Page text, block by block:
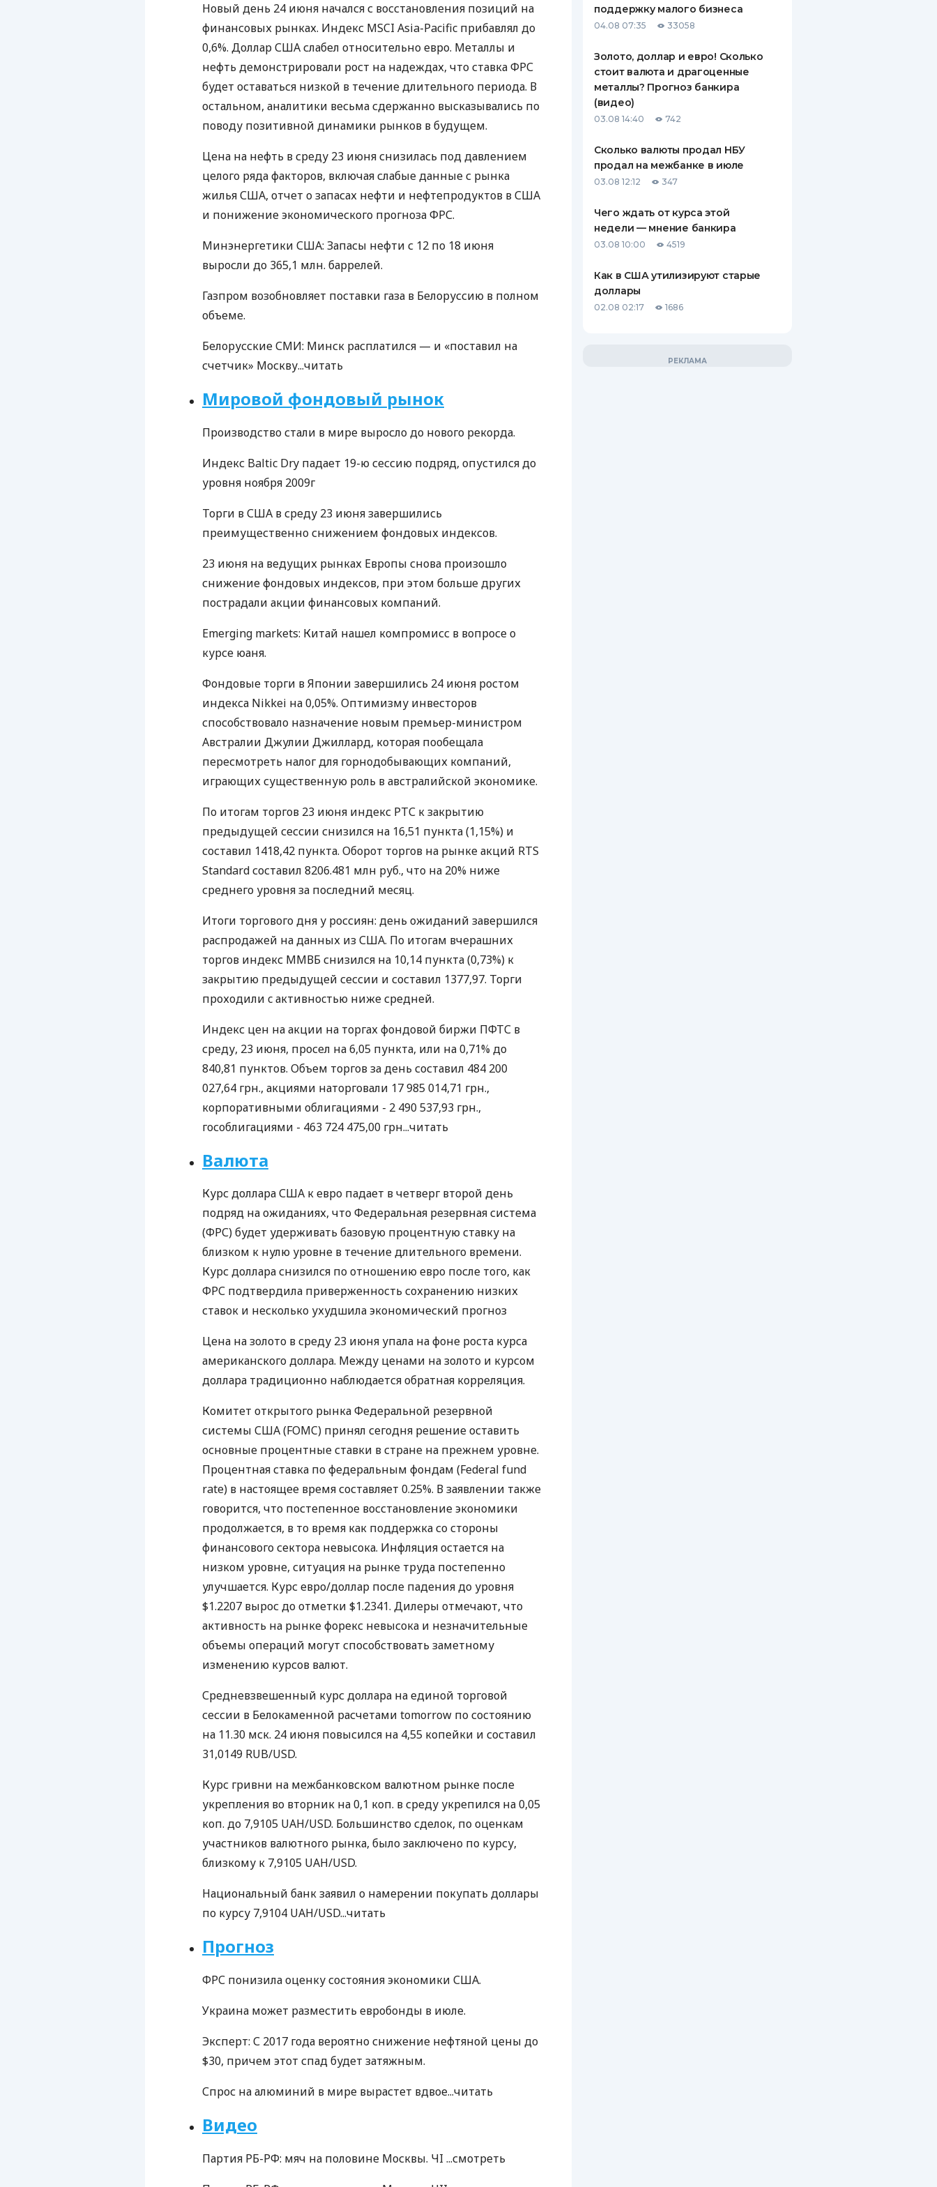
ЕЖЕМЕСЯЧНЫЙ ОБЗОР
КЕШБЭКА
ПУТЕВОДИТЕЛИ ПО
ПУТЕВОДИТЕЛИ ПО
ВСЕ СТРАХОВЫЕ ПОЛИСЫ
СТРАХОВЫЕ КОМПАНИИ
ОТЗЫВЫ О СТРАХОВЫХ
ДОСТАВКА И ОПЛАТА
Новый день 24 июня начался с восстановления позиций на
финансовых рынках. Индекс MSCI Asia-Pacific прибавлял до
0,6%. Доллар США слабел относительно евро. Металлы и
нефть демонстрировали рост на надеждах, что ставка ФРС
будет оставаться низкой в течение длительного периода. В
остальном, аналитики весьма сдержанно высказывались по
поводу позитивной динамики рынков в будущем.
Цена на нефть в среду 23 июня снизилась под давлением
целого ряда факторов, включая слабые данные с рынка
жилья США, отчет о запасах нефти и нефтепродуктов в США
и понижение экономического прогноза ФРС.
Минэнергетики США: Запасы нефти с 12 по 18 июня
выросли до 365,1 млн. баррелей.
Газпром возобновляет поставки газа в Белоруссию в полном
объеме.
Белорусские СМИ: Минск расплатился — и «поставил на
счетчик» Москву...читать
Мировой фондовый рынок
Производство стали в мире выросло до нового рекорда.
Индекс Baltic Dry падает 19-ю сессию подряд, опустился до
уровня ноября 2009г
Торги в США в среду 23 июня завершились
преимущественно снижением фондовых индексов.
23 июня на ведущих рынках Европы снова произошло
снижение фондовых индексов, при этом больше других
пострадали акции финансовых компаний.
Emerging markets: Китай нашел компромисс в вопросе о
курсе юаня.
Фондовые торги в Японии завершились 24 июня ростом
индекса Nikkei на 0,05%. Оптимизму инвесторов
способствовало назначение новым премьер-министром
Австралии Джулии Джиллард, которая пообещала
пересмотреть налог для горнодобывающих компаний,
играющих существенную роль в австралийской экономике.
По итогам торгов 23 июня индекс РТС к закрытию
предыдущей сессии снизился на 16,51 пункта (1,15%) и
составил 1418,42 пункта. Оборот торгов на рынке акций RTS
Standard составил 8206.481 млн руб., что на 20% ниже
среднего уровня за последний месяц.
Итоги торгового дня у россиян: день ожиданий завершился
распродажей на данных из США. По итогам вчерашних
торгов индекс ММВБ снизился на 10,14 пункта (0,73%) к
закрытию предыдущей сессии и составил 1377,97. Торги
проходили c активноcтью ниже средней.
Индекс цен на акции на торгах фондовой биржи ПФТС в
среду, 23 июня, просел на 6,05 пункта, или на 0,71% до
840,81 пунктов. Объем торгов за день составил 484 200
027,64 грн., акциями наторговали 17 985 014,71 грн.,
корпоративными облигациями - 2 490 537,93 грн.,
гособлигациями - 463 724 475,00 грн...читать
Валюта
Курс доллара США к евро падает в четверг второй день
подряд на ожиданиях, что Федеральная резервная система
(ФРС) будет удерживать базовую процентную ставку на
близком к нулю уровне в течение длительного времени.
Курс доллара снизился по отношению евро после того, как
ФРС подтвердила приверженность сохранению низких
ставок и несколько ухудшила экономический прогноз
Цена на золото в среду 23 июня упала на фоне роста курса
американского доллара. Между ценами на золото и курсом
доллара традиционно наблюдается обратная корреляция.
Комитет открытого рынка Федеральной резервной
системы США (FOMC) принял сегодня решение оставить
основные процентные ставки в стране на прежнем уровне.
Процентная ставка по федеральным фондам (Federal fund
rate) в настоящее время составляет 0.25%. В заявлении также
говорится, что постепенное восстановление экономики
продолжается, в то время как поддержка со стороны
финансового сектора невысока. Инфляция остается на
низком уровне, ситуация на рынке труда постепенно
улучшается. Курс евро/доллар после падения до уровня
$1.2207 вырос до отметки $1.2341. Дилеры отмечают, что
активность на рынке форекс невысока и незначительные
объемы операций могут способствовать заметному
изменению курсов валют.
Средневзвешенный курс доллара на единой торговой
сессии в Белокаменной расчетами tomorrow по состоянию
на 11.30 мск. 24 июня повысился на 4,55 копейки и составил
31,0149 RUB/USD.
Курс гривни на межбанковском валютном рынке после
укрепления во вторник на 0,1 коп. в среду укрепился на 0,05
коп. до 7,9105 UAH/USD. Большинство сделок, по оценкам
участников валютного рынка, было заключено по курсу,
близкому к 7,9105 UAH/USD.
Национальный банк заявил о намерении покупать доллары
по курсу 7,9104 UAH/USD...читать
Прогноз
ФРС понизила оценку состояния экономики США.
Украина может разместить евробонды в июле.
Эксперт: С 2017 года вероятно снижение нефтяной цены до
$30, причем этот спад будет затяжным.
Спрос на алюминий в мире вырастет вдвое...читать
Видео
Партия РБ-РФ: мяч на половине Москвы. ЧI ...смотреть
поддержку малого бизнеса
04.08 07:35 33058
Золото, доллар и евро! Сколько
стоит валюта и драгоценные
металлы? Прогноз банкира
(видео)
03.08 14:40 742
Сколько валюты продал НБУ
продал на межбанке в июле
03.08 12:12 347
Чего ждать от курса этой
недели — мнение банкира
03.08 10:00 4519
Как в США утилизируют старые
доллары
02.08 02:17 1686